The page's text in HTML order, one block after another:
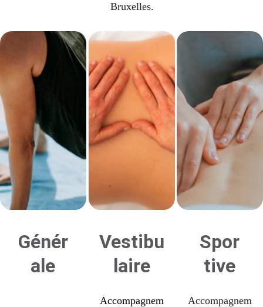
Bruxelles.
Génér
ale
Vestibu
laire
Accompagnem
Spor
tive
Accompagnem